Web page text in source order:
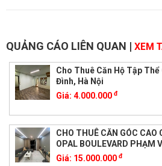
QUẢNG CÁO LIÊN QUAN | XEM
Cho Thuê Căn Hộ Tập
Đình, Hà Nội
Giá: 4.000.000 đ
CHO THUÊ CĂN GÓC CAO
OPAL BOULEVARD PHẠM
Giá: 15.000.000 đ